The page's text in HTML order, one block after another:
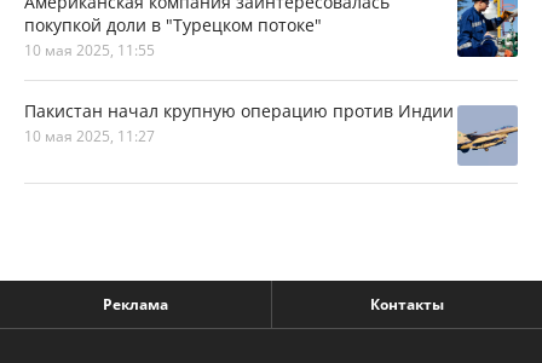
покупкой доли в "Турецком потоке"
10 мая 2025, 11:55
Пакистан начал крупную операцию против Индии
10 мая 2025, 11:27
Реклама Контакты